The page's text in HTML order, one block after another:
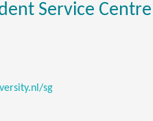
Service Centre
sg